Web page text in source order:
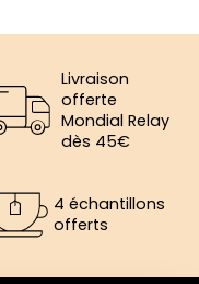
Livraison
offerte
Mondial Relay
dès 45€
4 échantillons
offerts